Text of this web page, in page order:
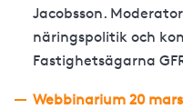
Jacobsson.
näringspolitik och
Fastighetsägarna
Webbinarium 20